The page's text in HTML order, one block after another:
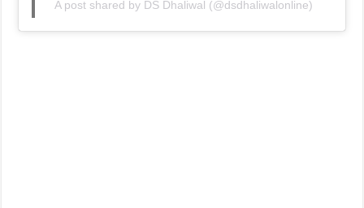
A post shared by DS Dhaliwal (@dsdhaliwalonline)